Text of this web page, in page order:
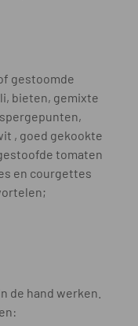
gestoomde
bieten, gemixte
, goed gekookte
tomaten
en courgettes
de hand werken.